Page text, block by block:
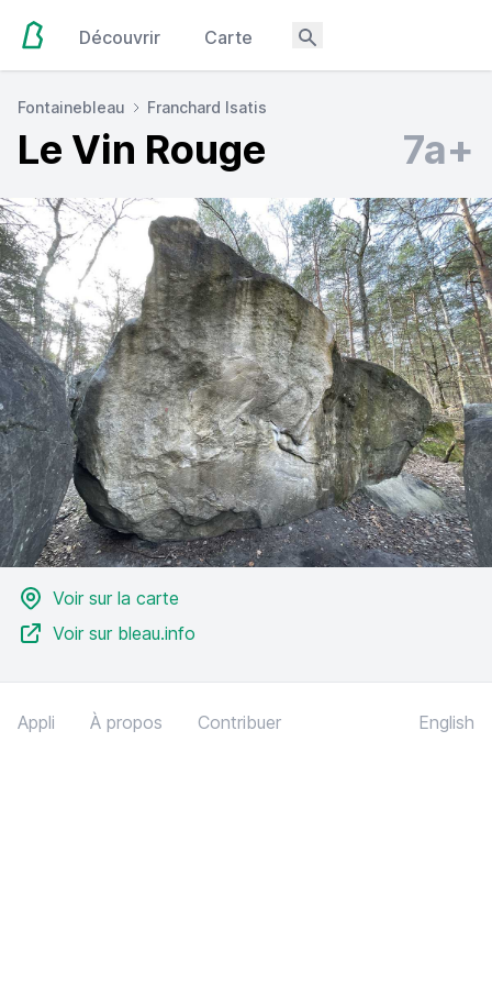
Découvrir Carte
Fontainebleau Franchard Isatis
Le Vin Rouge 7a+
Voir sur la carte
Voir sur bleau.info
Appli À propos Contribuer English